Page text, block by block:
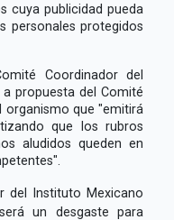
cuya publicidad pueda
personales protegidos
Coordinador del
propuesta del Comité
organismo que "emitirá
que los rubros
aludidos queden en
del Instituto Mexicano
un desgaste para